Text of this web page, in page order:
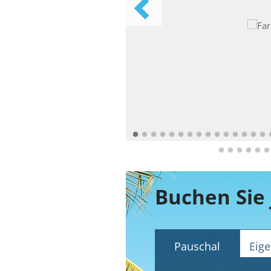
Pauschal